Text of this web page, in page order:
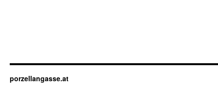
porzellangasse.at